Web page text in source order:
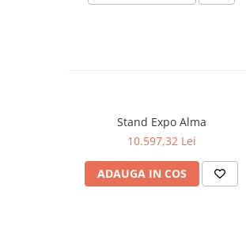
Stand Expo Alma
10.597,32 Lei
ADAUGA IN COS